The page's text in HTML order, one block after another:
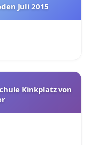
Juli 2015
Kinkplatz von